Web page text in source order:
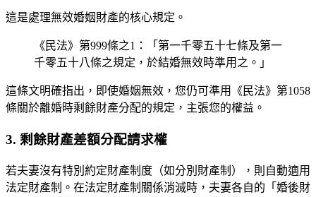
這是處理無效婚姻財產的核心規定。
《民法》第999條之1：「第一千零五十七條及第一
千零五十八條之規定，於結婚無效時準用之。」
這條文明確指出，即使婚姻無效，您仍可準用《民法》第1058
條關於離婚時剩餘財產分配的規定，主張您的權益。
3. 剩餘財產差額分配請求權
若夫妻沒有特別約定財產制度（如分別財產制），則自動適用
法定財產制。在法定財產制關係消滅時，夫妻各自的「婚後財